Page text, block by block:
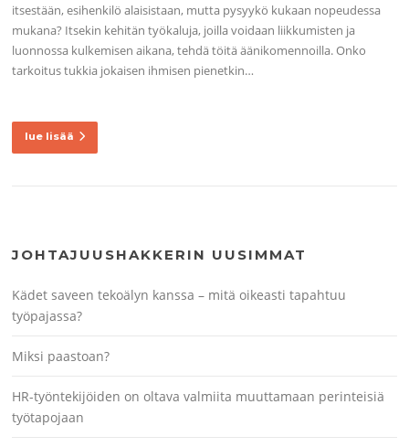
itsestään, esihenkilö alaisistaan, mutta pysyykö kukaan nopeudessa
mukana? Itsekin kehitän työkaluja, joilla voidaan liikkumisten ja
luonnossa kulkemisen aikana, tehdä töitä äänikomennoilla. Onko
tarkoitus tukkia jokaisen ihmisen pienetkin…
lue lisää
JOHTAJUUSHAKKERIN UUSIMMAT
Kädet saveen tekoälyn kanssa – mitä oikeasti tapahtuu
työpajassa?
Miksi paastoan?
HR-työntekijöiden on oltava valmiita muuttamaan perinteisiä
työtapojaan